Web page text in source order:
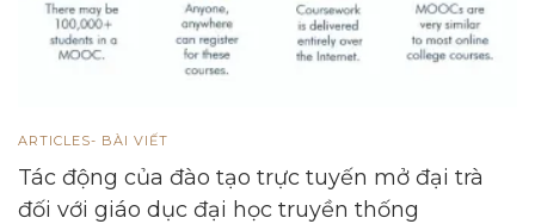
ARTICLES- BÀI VIẾT
Tác động của đào tạo trực tuyến mở đại trà
đối với giáo dục đại học truyền thống